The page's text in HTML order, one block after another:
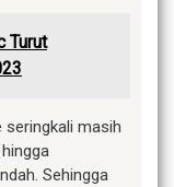
Turut
seringkali masih
Sehingga